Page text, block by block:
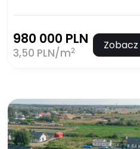
980 000 PLN
3,50 PLN/m2 Zobacz